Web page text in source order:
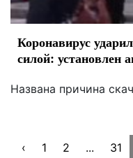
Коронавирус
силой: установлен
Названа причина
‹ 1 2 ... 31